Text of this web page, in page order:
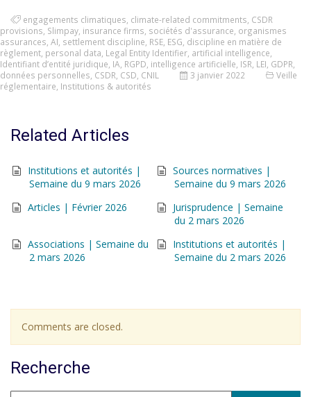
engagements climatiques climate-related commitments CSDR
provisions Slimpay insurance firms sociétés d'assurance organismes
assurances AI settlement discipline RSE ESG discipline en matière de
règlement personal data Legal Entity Identifier artificial intelligence
Identifiant d’entité juridique IA RGPD intelligence artificielle ISR LEI GDPR
données personnelles CSDR CSD CNIL 3 janvier 2022
Veille
réglementaire Institutions & autorités
Related Articles
Institutions et autorités |
Semaine du 9 mars 2026
Sources normatives |
Semaine du 9 mars 2026
Articles | Février 2026
Jurisprudence | Semaine
du 2 mars 2026
Associations | Semaine du
2 mars 2026
Institutions et autorités |
Semaine du 2 mars 2026
Comments are closed.
Recherche